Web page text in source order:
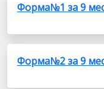
Форма№1 за 9
Форма№2 за 9